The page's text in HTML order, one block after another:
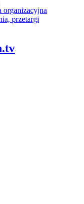
organizacyjna
przetargi